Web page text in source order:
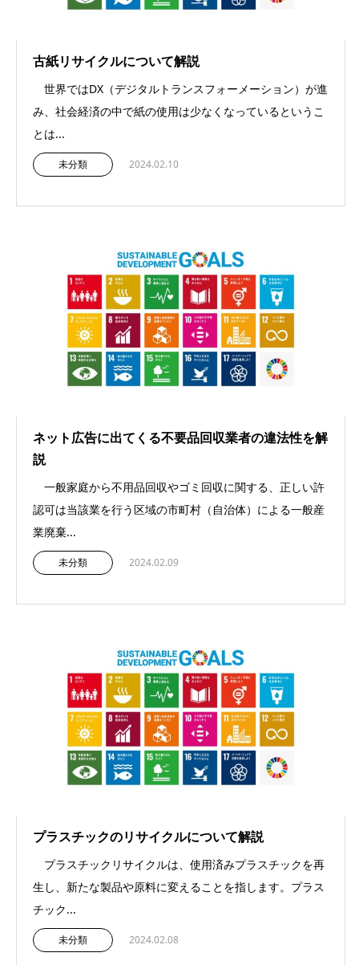
古紙リサイクルについて解説
世界ではDX（デジタルトランスフォーメーション）が進
み、社会経済の中で紙の使用は少なくなっているというこ
とは...
未分類 2024.02.10
ネット広告に出てくる不要品回収業者の違法性を解
説
一般家庭から不用品回収やゴミ回収に関する、正しい許
認可は当該業を行う区域の市町村（自治体）による一般産
業廃棄...
未分類 2024.02.09
プラスチックのリサイクルについて解説
プラスチックリサイクルは、使用済みプラスチックを再
生し、新たな製品や原料に変えることを指します。プラス
チック...
未分類 2024.02.08